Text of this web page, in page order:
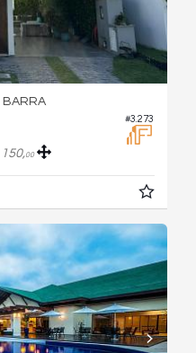
#3.273
BARRA
150,00